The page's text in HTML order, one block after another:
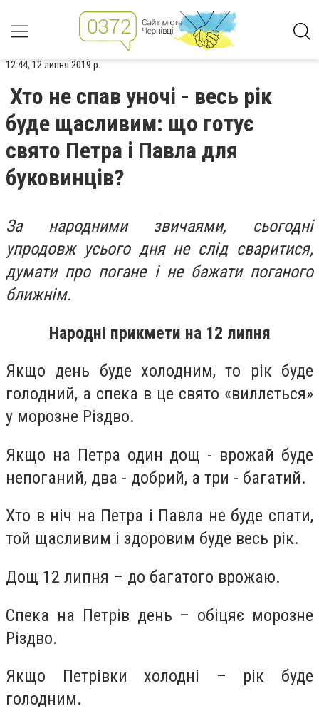
12:44, 12 липня 2019 р.
Хто не спав уночі - весь рік
буде щасливим: що готує
свято Петра і Павла для
буковинців?
За народними звичаями, сьогодні
упродовж усього дня не слід сваритися,
думати про погане і не бажати поганого
ближнім.
Народні прикмети на 12 липня
Якщо день буде холодним, то рік буде
голодний, а спека в це свято «виллється»
у морозне Різдво.
Якщо на Петра один дощ - врожай буде
непоганий, два - добрий, а три - багатий.
Хто в ніч на Петра і Павла не буде спати,
той щасливим і здоровим буде весь рік.
Дощ 12 липня – до багатого врожаю.
Спека на Петрів день – обіцяє морозне
Різдво.
Якщо Петрівки холодні – рік буде
голодним.